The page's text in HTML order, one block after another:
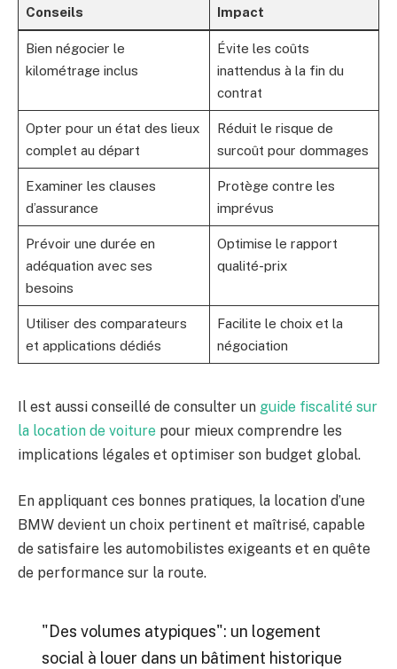
Conseils Impact
Bien négocier le
kilométrage inclus
Évite les coûts
inattendus à la fin du
contrat
Opter pour un état des lieux
complet au départ
Réduit le risque de
surcoût pour dommages
Examiner les clauses
d’assurance
Protège contre les
imprévus
Prévoir une durée en
adéquation avec ses
besoins
Optimise le rapport
qualité-prix
Utiliser des comparateurs
et applications dédiés
Facilite le choix et la
négociation
Il est aussi conseillé de consulter un guide fiscalité sur
la location de voiture pour mieux comprendre les
implications légales et optimiser son budget global.
En appliquant ces bonnes pratiques, la location d’une
BMW devient un choix pertinent et maîtrisé, capable
de satisfaire les automobilistes exigeants et en quête
de performance sur la route.
"Des volumes atypiques": un logement
social à louer dans un bâtiment historique